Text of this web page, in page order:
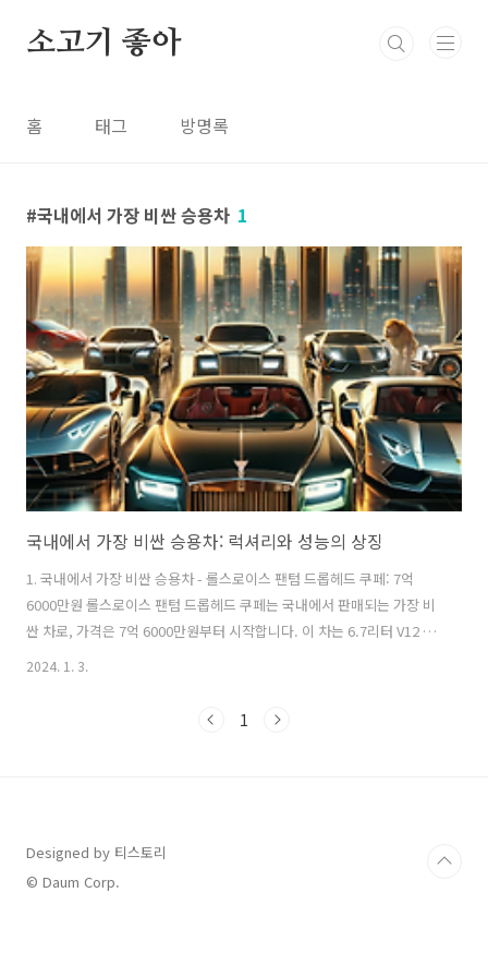
소고기 좋아
홈 태그 방명록
국내에서 가장 비싼 승용차 1
국내에서 가장 비싼 승용차: 럭셔리와 성능의 상징
1. 국내에서 가장 비싼 승용차 - 롤스로이스 팬텀 드롭헤드 쿠페: 7억
6000만원 롤스로이스 팬텀 드롭헤드 쿠페는 국내에서 판매되는 가장 비
싼 차로, 가격은 7억 6000만원부터 시작합니다. 이 차는 6.7리터 V12 엔
진을 탑재하여 최대 출력 453마력, 최대토크 73.4㎏·m을 발휘하며, 정
싼 승용차 - 람보르기니 아벤타도르 로드스터: 6억 9990만원 람보르기니
2024. 1. 3.
1
Designed by 티스토리
© Daum Corp.